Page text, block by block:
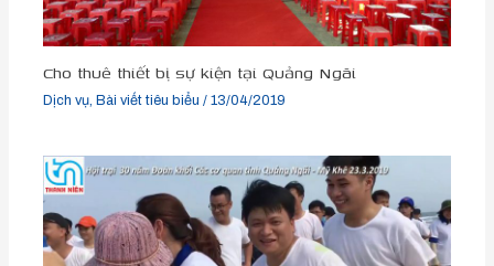
Cho thuê thiết bị sự kiện tại Quảng Ngãi
Dịch vụ, Bài viết tiêu biểu /13/04/2019